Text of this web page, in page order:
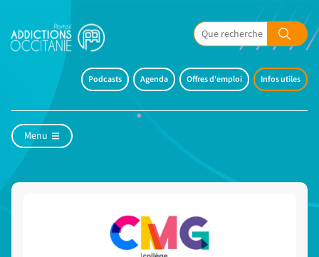
Podcasts Agenda Offres d'emploi Infos utiles
Menu